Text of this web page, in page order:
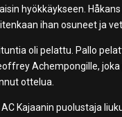
hyökkäykseen.
ihan osuneet ja
oli pelattu. Pallo
Achempongille,
ottelua.
Kajaanin puolustaja